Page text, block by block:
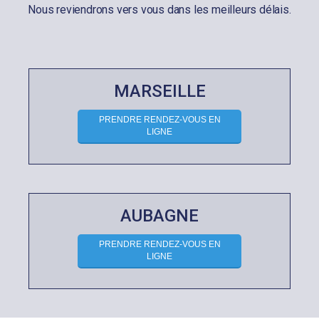
Nous reviendrons vers vous dans les meilleurs délais.
MARSEILLE
PRENDRE RENDEZ-VOUS EN
LIGNE
AUBAGNE
PRENDRE RENDEZ-VOUS EN
LIGNE